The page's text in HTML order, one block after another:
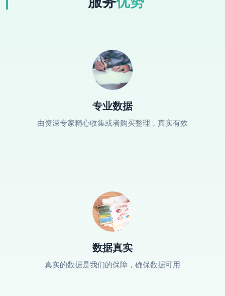
专业数据
由资深专家精心收集或者购买整理，真实有效
数据真实
真实的数据是我们的保障，确保数据可用